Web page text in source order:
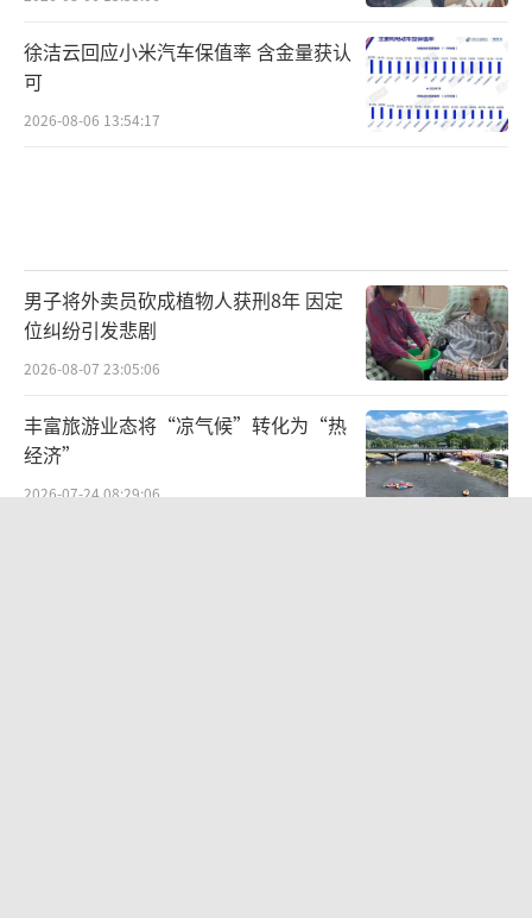
徐洁云回应小米汽车保值率 含金量获认
可
2026-08-06 13:54:17
男子将外卖员砍成植物人获刑8年 因定
位纠纷引发悲剧
2026-08-07 23:05:06
丰富旅游业态将“凉气候”转化为“热
经济”
2026-07-24 08:29:06